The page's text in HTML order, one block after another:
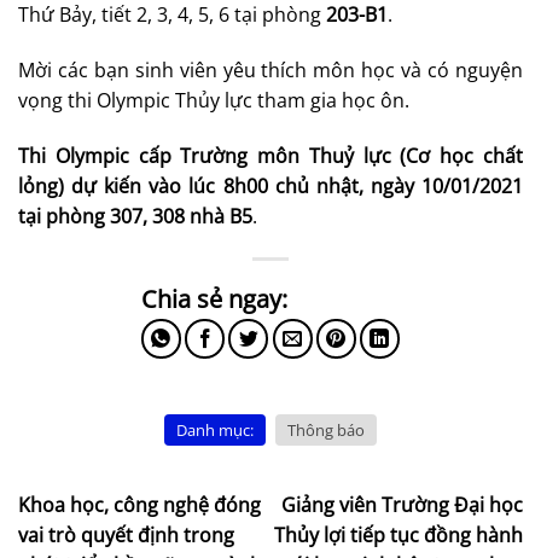
Thứ Bảy, tiết 2, 3, 4, 5, 6 tại phòng203-B1.
Mời các bạn sinh viên yêu thích môn học và có nguyện
vọng thi Olympic Thủy lực tham gia học ôn.
Thi Olympic cấp Trường môn Thuỷ lực (Cơ học chất
lỏng) dự kiến vào lúc 8h00 chủ nhật, ngày 10/01/2021
tại phòng 307, 308 nhà B5.
Danh mục: Thông báo
Khoa học, công nghệ đóng
vai trò quyết định trong
Giảng viên Trường Đại học
Thủy lợi tiếp tục đồng hành